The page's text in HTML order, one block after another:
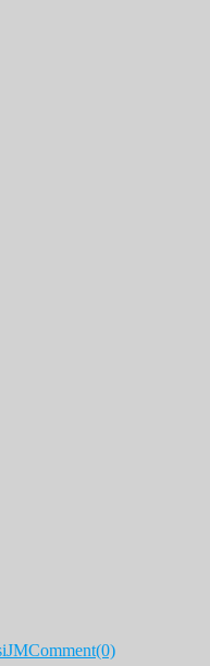
Comment(0)